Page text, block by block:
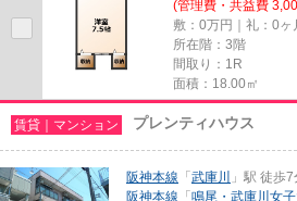
(管理費・共益費
敷：0万円｜礼：0ヶ
所在階：3階
間取り：1R
面積：18.00㎡
賃貸｜マンション プレンティハウス
阪神本線 「 武庫川
」駅 徒歩7
阪神本線 「 鳴尾・武庫川女